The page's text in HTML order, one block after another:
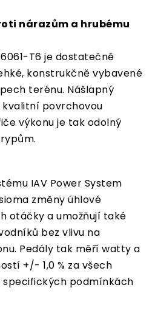
nárazům a hrubému
T6 je dostatečně
konstrukčně vybavené
terénu. Nášlapný
kvalitní povrchovou
výkonu je tak odolný
IAV Power System
změny úhlové
otáčky a umožňují také
bez vlivu na
Pedály tak měří watty a
+/- 1,0 % za všech
podmínkách